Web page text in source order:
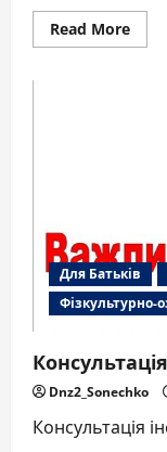
Read MoreRead
more
Для Батьків
Фізкультурно-
Dnz2_Sonechko
Консультація